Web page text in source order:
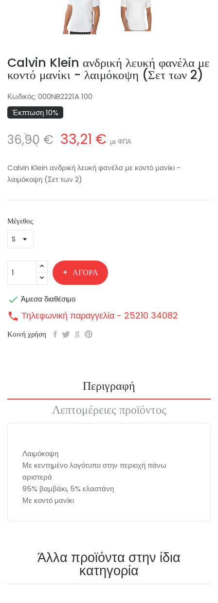
Calvin Klein ανδρική λευκή φανέλα με
κοντό μανίκι - λαιμόκοψη (Σετ των 2)
Κωδικός: 000NB2221A 100
Έκπτωση 10%
36,90 € 33,21 € με ΦΠΑ
Calvin Klein ανδρική λευκή φανέλα με κοντό μανίκι -
λαιμόκοψη (Σετ των 2)
Μέγεθος
ΑΓΟΡΆ
 Άμεσα διαθέσιμο
call Τηλεφωνική παραγγελία - 25210 34082
Κοινή χρήση
Περιγραφή
Λεπτομέρειες προϊόντος
Λαιμόκοψη
Με κεντημένο λογότυπο στην περιοχή πάνω
αριστερά
95% βαμβάκι, 5% ελαστάνη
Με κοντό μανίκι
Άλλα προϊόντα στην ίδια
κατηγορία